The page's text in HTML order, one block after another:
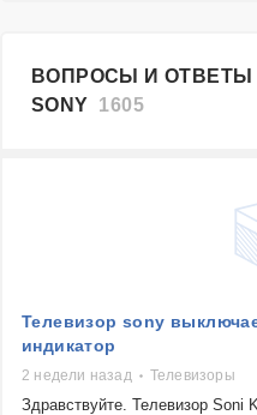
ВОПРОСЫ И ОТВЕТЫ
SONY 1605
Телевизор sony
индикатор
2 недели назад Телевизоры
Здравствуйте. Телевизор Soni